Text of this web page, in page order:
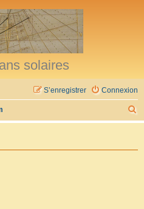
solaires
Connexion
S’enregistrer
e